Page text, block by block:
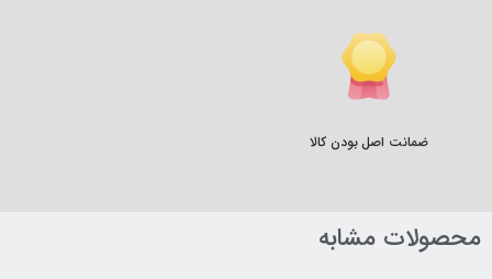
ضمانت اصل بودن کالا
محصولات مشابه